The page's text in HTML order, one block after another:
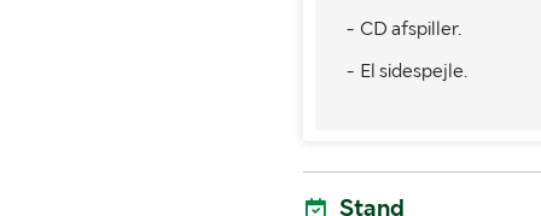
Lastrummets højde (mm)
- CD afspiller.
- El sidespejle.
Stand